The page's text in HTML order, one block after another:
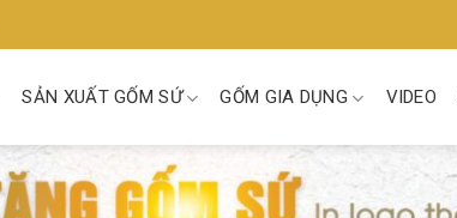
SẢN XUẤT GỐM SỨ GỐM GIA DỤNG VIDEO